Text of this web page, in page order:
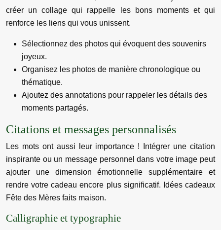
créer un collage qui rappelle les bons moments et qui
renforce les liens qui vous unissent.
Sélectionnez des photos qui évoquent des souvenirs
joyeux.
Organisez les photos de manière chronologique ou
thématique.
Ajoutez des annotations pour rappeler les détails des
moments partagés.
Citations et messages personnalisés
Les mots ont aussi leur importance ! Intégrer une citation
inspirante ou un message personnel dans votre image peut
ajouter une dimension émotionnelle supplémentaire et
rendre votre cadeau encore plus significatif. Idées cadeaux
Fête des Mères faits maison.
Calligraphie et typographie